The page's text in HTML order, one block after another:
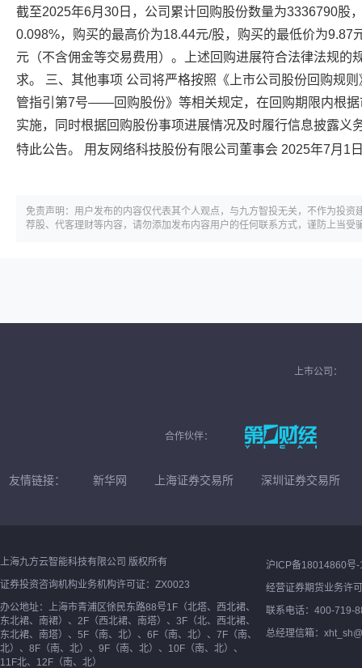
截至2025年6月30日，公司累计回购股份数量为3336790股
0.098%，购买的最高价为18.44元/股，购买的最低价为9.87
元（不含佣金等交易费用）。上述回购进展符合法律法规的
求。 三、其他事项 公司将严格按照《上市公司股份回购规
管指引第7号——回购股份》等相关规定，在回购期限内根
实施，同时根据回购股份事项进展情况及时履行信息披露义
特此公告。 用友网络科技股份有限公司董事会 2025年7月1
免责声明：用户发布的内容仅代表其个人观点，与九方智投无关，不作为投
荐股、代客理财等内容，请勿添加发布内容用户的任何联系方式，谨防上当受
上市公司：
合作伙伴：
友情链接： 新华网 上海证券交易所 深圳证券交易所
上海九方云智能科技有限公司 版权所有
证券投资咨询机构业务机构许可证：ZX0023
办公地址：上海市青浦区徐民东路88号1F（北塔、西北裙、
东北裙、南裙）、2F（西北裙、南塔）、3F（北、西北裙、
东北裙、南塔）、5F（南、北）、6F（南、北）、7F（南、
北）、8F（南、北）、9F（南、北）、10F（南、北）、
11F北、12F（南、北）
沪ICP备18014860号-
经营证券期货业务许
联系电话：400-719-
总经理信箱：